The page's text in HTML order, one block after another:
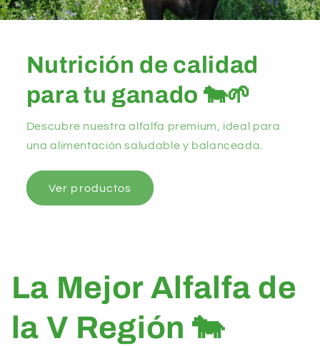
Nutrición de calidad
para tu ganado 🐄🌱
Descubre nuestra alfalfa premium, ideal para
una alimentación saludable y balanceada.
Ver productos
La Mejor Alfalfa de
la V Región 🐄